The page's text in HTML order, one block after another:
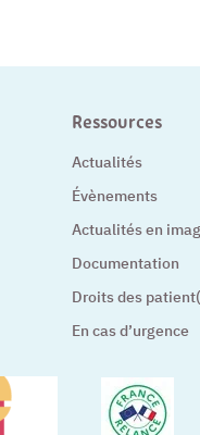
Ressources
Actualités
Évènements
Actualités en
Documentation
Droits des
En cas d’urgence
– Nouvelle fenêtre –